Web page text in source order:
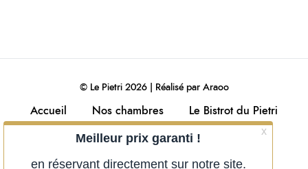
© Le Pietri 2026 | Réalisé par Araoo
Accueil Nos chambres
Le Bistrot du Pietri